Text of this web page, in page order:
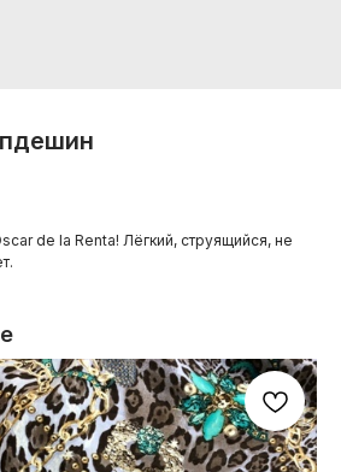
de la Renta! Лёгкий, струящийся, не